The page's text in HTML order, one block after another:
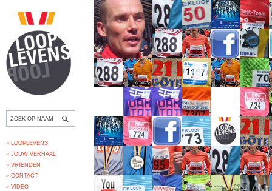
» LOOPLEVENS
» JOUW VERHAAL
» VRIENDEN
» CONTACT
» VIDEO